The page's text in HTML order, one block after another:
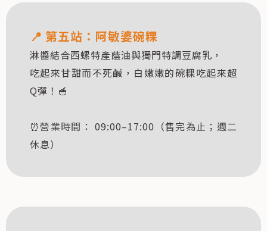
📍 第五站：阿敏婆碗粿
淋醬結合西螺特產蔭油與獨門特調豆腐乳，
吃起來甘甜而不死鹹，白嫩嫩的碗粿吃起來超
Q彈！🥣
⏰營業時間： 09:00–17:00（售完為止；週二
休息）